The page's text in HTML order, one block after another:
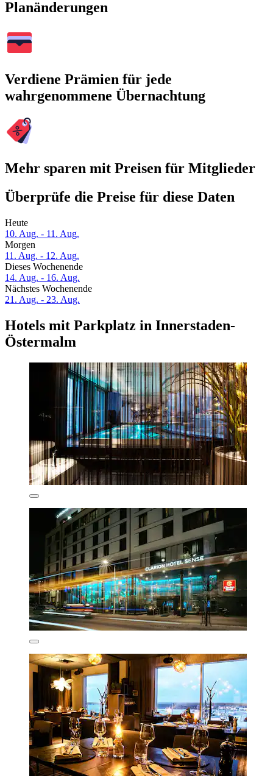
Planänderungen
Verdiene Prämien für jede
wahrgenommene Übernachtung
Mehr sparen mit Preisen für Mitglieder
Überprüfe die Preise für diese Daten
Heute
10. Aug. - 11. Aug.
Morgen
11. Aug. - 12. Aug.
Dieses Wochenende
14. Aug. - 16. Aug.
Nächstes Wochenende
21. Aug. - 23. Aug.
Hotels mit Parkplatz in Innerstaden-
Östermalm